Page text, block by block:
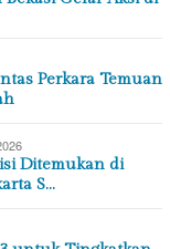
Perkara Temuan
Ditemukan di
S…